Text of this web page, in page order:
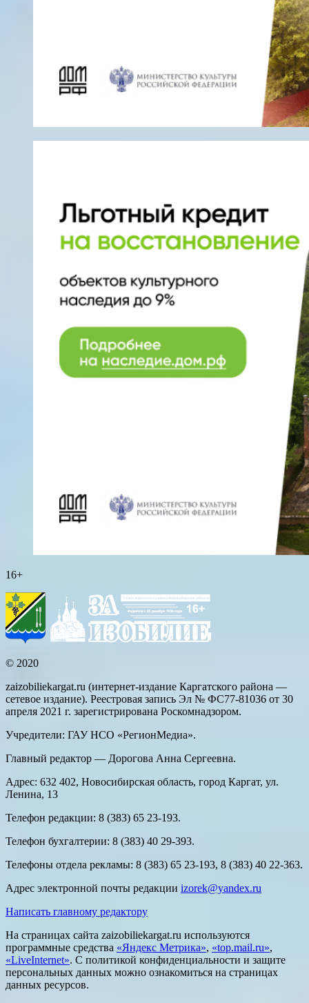
16+
© 2020
zaizobiliekargat.ru (интернет-издание Каргатского района —
сетевое издание). Реестровая запись Эл № ФС77-81036 от 30
апреля 2021 г. зарегистрирована Роскомнадзором.
Учредители: ГАУ НСО «РегионМедиа».
Главный редактор — Дорогова Анна Сергеевна.
Адрес: 632 402, Новосибирская область, город Каргат, ул.
Ленина, 13
Телефон редакции: 8 (383) 65 23-193.
Телефон бухгалтерии: 8 (383) 40 29-393.
Телефоны отдела рекламы: 8 (383) 65 23-193, 8 (383) 40 22-363.
Адрес электронной почты редакции izorek@yandex.ru
Написать главному редактору
На страницах сайта zaizobiliekargat.ru используются
программные средства «Яндекс Метрика», «top.mail.ru»,
«LiveInternet». С политикой конфиденциальности и защите
персональных данных можно ознакомиться на страницах
данных ресурсов.